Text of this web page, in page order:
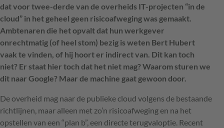
dat voor twee-derde van de overheids IT-projecten “in de
cloud” in het geheel geen risicoafweging was gemaakt.
Ambtenaren die het opvalt dat hun werkgever
onrechtmatig (of heel stom) bezig is weten Bert Hubert
vaak te vinden, of hij hoort er indirect van. Dit kan toch
niet? Er staat hier toch dat het niet mag? Waarom sturen we
dit naar Google? Maar de machine gaat gewoon door.
De overheid mag naar de publieke cloud volgens de bestaande
richtlijnen, maar alleen met zo’n risicoafweging en na het
opstellen van een “plan b”, een directe terugvaloptie. Recent